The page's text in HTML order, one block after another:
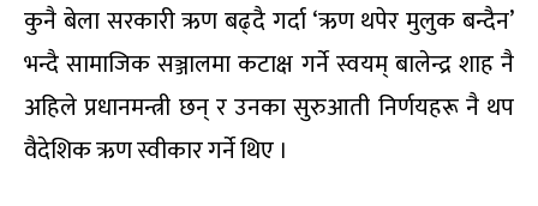
कुनै बेला सरकारी ऋण बढ्दै गर्दा ‘ऋण थपेर मुलुक बन्दैन’
भन्दै सामाजिक सञ्जालमा कटाक्ष गर्ने स्वयम् बालेन्द्र शाह नै
अहिले प्रधानमन्त्री छन् र उनका सुरुआती निर्णयहरू नै थप
वैदेशिक ऋण स्वीकार गर्ने थिए ।